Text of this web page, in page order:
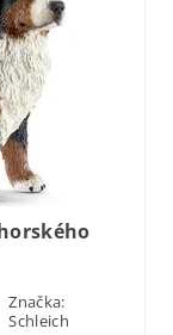
Značka:
Schleich